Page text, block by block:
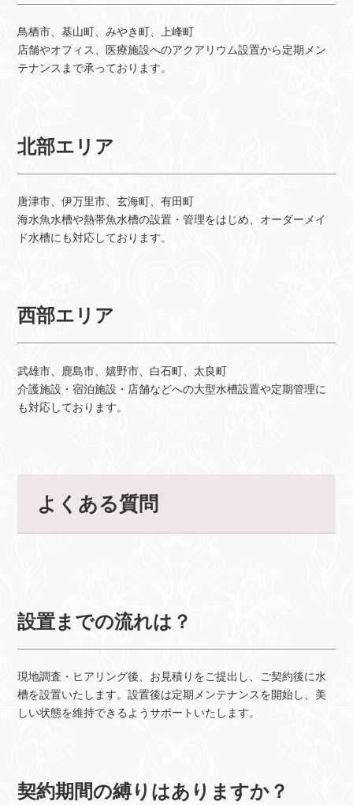
鳥栖市、基山町、みやき町、上峰町
店舗やオフィス、医療施設へのアクアリウム設置から定期メン
テナンスまで承っております。
北部エリア
唐津市、伊万里市、玄海町、有田町
海水魚水槽や熱帯魚水槽の設置・管理をはじめ、オーダーメイ
ド水槽にも対応しております。
西部エリア
武雄市、鹿島市、嬉野市、白石町、太良町
介護施設・宿泊施設・店舗などへの大型水槽設置や定期管理に
も対応しております。
よくある質問
設置までの流れは？
現地調査・ヒアリング後、お見積りをご提出し、ご契約後に水
槽を設置いたします。設置後は定期メンテナンスを開始し、美
しい状態を維持できるようサポートいたします。
契約期間の縛りはありますか？